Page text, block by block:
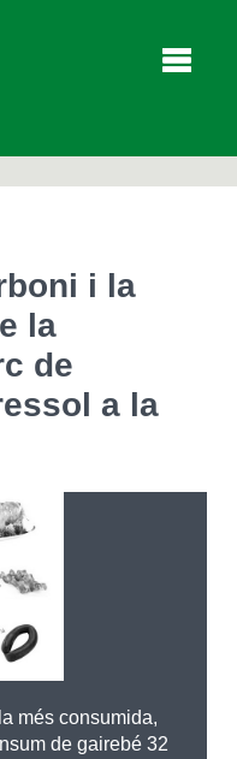
i la
la
de
a la
més consumida,
de gairebé 32